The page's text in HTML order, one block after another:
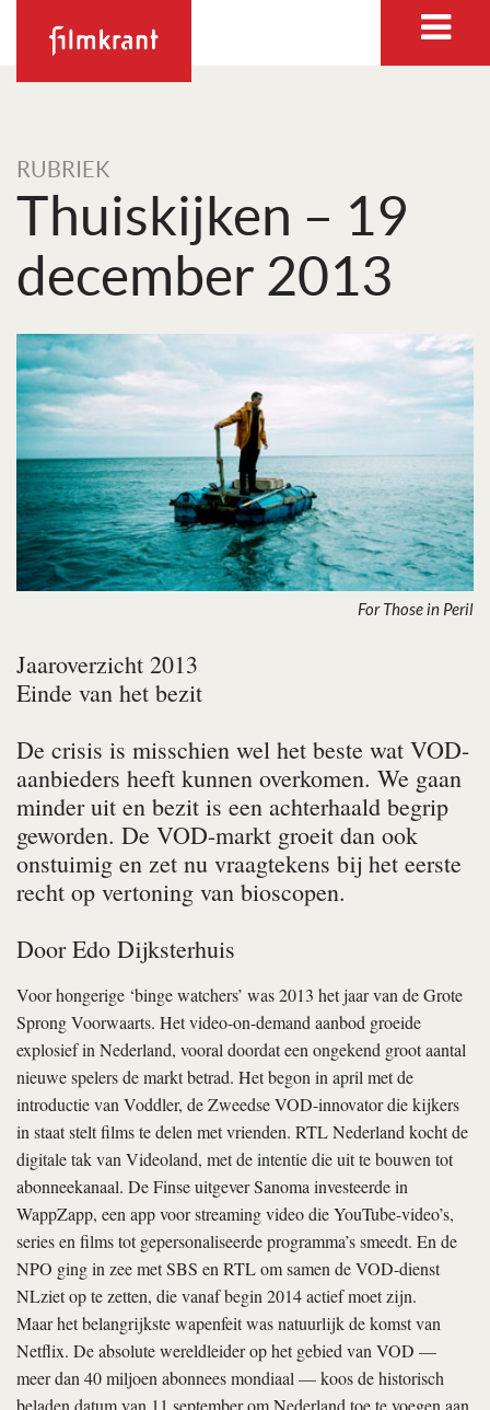
RUBRIEK
Thuiskijken – 19
december 2013
For Those in Peril
Jaaroverzicht 2013
Einde van het bezit
De crisis is misschien wel het beste wat VOD-
aanbieders heeft kunnen overkomen. We gaan
minder uit en bezit is een achterhaald begrip
geworden. De VOD-markt groeit dan ook
onstuimig en zet nu vraagtekens bij het eerste
recht op vertoning van bioscopen.
DoorEdo Dijksterhuis
Voor hongerige ‘binge watchers’ was 2013 het jaar van de Grote
Sprong Voorwaarts. Het video-on-demand aanbod groeide
explosief in Nederland, vooral doordat een ongekend groot aantal
nieuwe spelers de markt betrad. Het begon in april met de
introductie van Voddler, de Zweedse VOD-­innovator die kijkers
in staat stelt films te delen met vrienden. RTL Nederland kocht de
digitale tak van Videoland, met de intentie die uit te bouwen tot
abonneekanaal. De Finse uitgever Sanoma investeerde in
WappZapp, een app voor streaming video die YouTube-video’s,
series en films tot gepersonaliseerde programma’s smeedt. En de
NPO ging in zee met SBS en RTL om samen de VOD-dienst
NLziet op te zetten, die vanaf begin 2014 actief moet zijn.
Maar het belangrijkste wapenfeit was natuurlijk de komst van
Netflix. De absolute wereldleider op het gebied van VOD —
meer dan 40 miljoen abonnees mondiaal — koos de historisch